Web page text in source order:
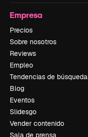
Empresa
Precios
Sobre nosotros
Reviews
Empleo
Tendencias de búsqueda
Blog
Eventos
Slidesgo
Vender contenido
Sala de prensa